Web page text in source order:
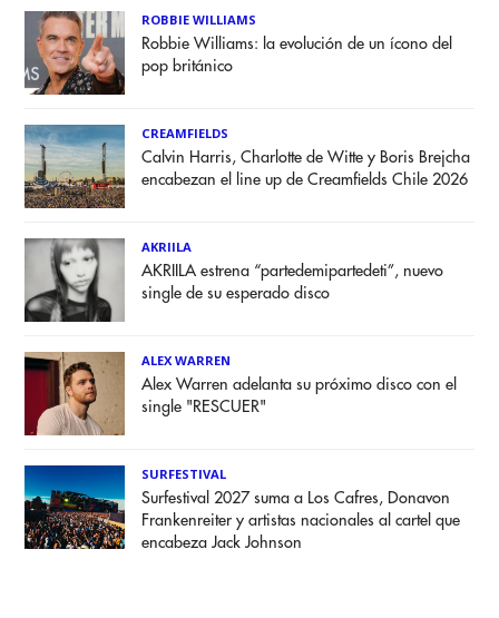
ROBBIE WILLIAMS
Robbie Williams: la evolución de un ícono del
pop británico
CREAMFIELDS
Calvin Harris, Charlotte de Witte y Boris Brejcha
encabezan el line up de Creamfields Chile 2026
AKRIILA
AKRIILA estrena “partedemipartedeti”, nuevo
single de su esperado disco
ALEX WARREN
Alex Warren adelanta su próximo disco con el
single "RESCUER"
SURFESTIVAL
Surfestival 2027 suma a Los Cafres, Donavon
Frankenreiter y artistas nacionales al cartel que
encabeza Jack Johnson